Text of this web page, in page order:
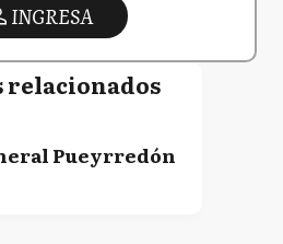
INGRESA
Pueyrredón